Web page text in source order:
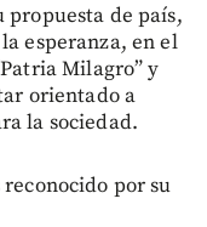
propuesta de país,
esperanza, en el
Milagro” y
orientado a
la sociedad.
por su